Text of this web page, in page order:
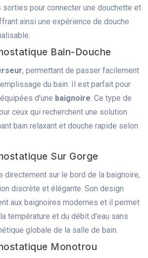
pour connecter une douchette et
ainsi une expérience de douche
Bain-Douche
, permettant de passer facilement
du bain. Il est parfait pour
d’une baignoire. Ce type de
ceux qui recherchent une solution
bain relaxant et douche rapide selon
Sur Gorge
directement sur le bord de la baignoire,
discrète et élégante. Son design
aux baignoires modernes et il permet
température et du débit d'eau sans
globale de la salle de bain.
Monotrou